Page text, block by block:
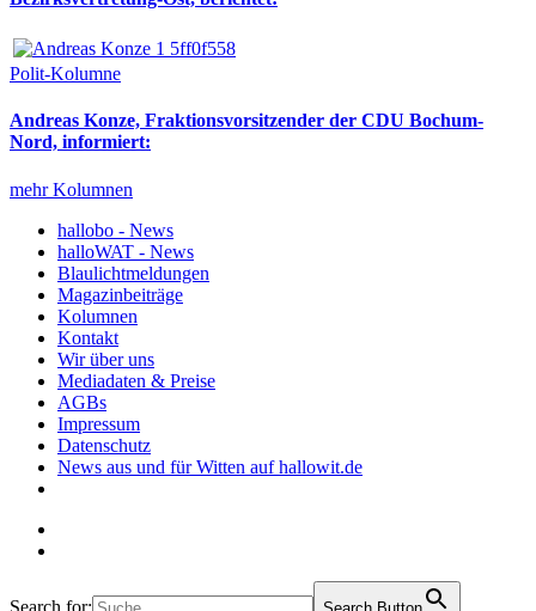
Polit-Kolumne
Andreas Konze, Fraktionsvorsitzender der CDU Bochum-
Nord, informiert:
mehr Kolumnen
hallobo - News
halloWAT - News
Blaulichtmeldungen
Magazinbeiträge
Kolumnen
Kontakt
Wir über uns
Mediadaten & Preise
AGBs
Impressum
Datenschutz
News aus und für Witten auf hallowit.de
Search for: